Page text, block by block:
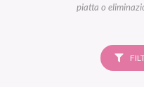
piatta o